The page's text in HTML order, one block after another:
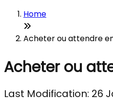
Home
Acheter ou attendre
Acheter ou
Last Modification: 26